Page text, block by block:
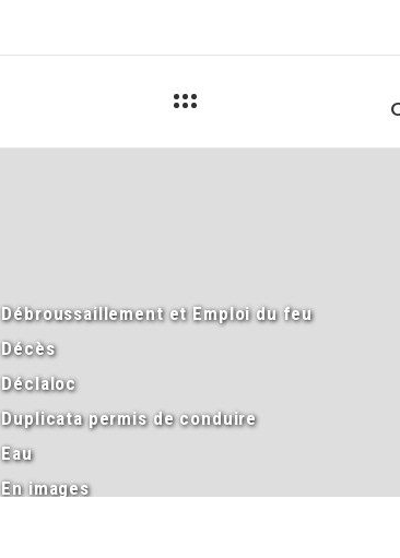
Débroussaillement et Emploi du feu
Décès
Déclaloc
Duplicata permis de conduire
Eau
En images